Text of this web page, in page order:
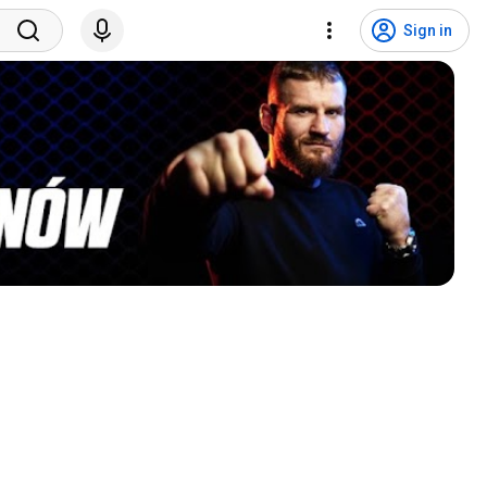
Sign in